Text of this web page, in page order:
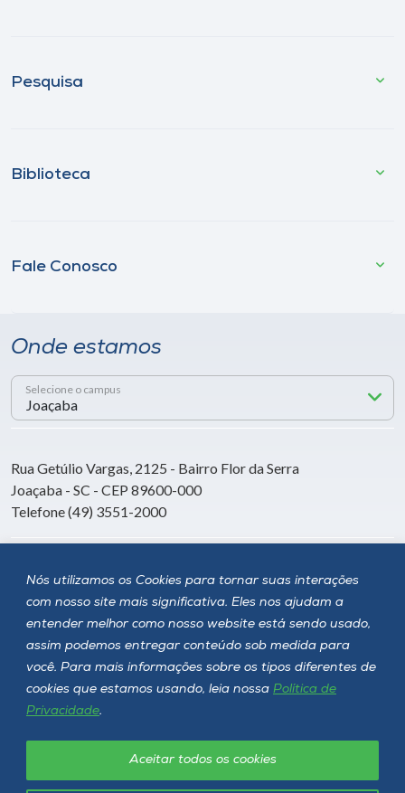
Nós utilizamos os Cookies para tornar suas interações
com nosso site mais significativa. Eles nos ajudam a
entender melhor como nosso website está sendo usado,
assim podemos entregar conteúdo sob medida para
você. Para mais informações sobre os tipos diferentes de
cookies que estamos usando, leia nossa Política de
Privacidade.
Aceitar todos os cookies
Pesquisa
Biblioteca
Fale Conosco
Onde estamos
Selecione o campus
Rua Getúlio Vargas, 2125 - Bairro Flor da Serra
Joaçaba - SC - CEP 89600-000
Telefone (49) 3551-2000
Siga a Unoesc
Política de privacidade LGPD